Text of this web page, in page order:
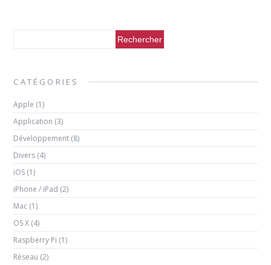
CATÉGORIES
Apple (1)
Application (3)
Développement (8)
Divers (4)
iOS (1)
iPhone / iPad (2)
Mac (1)
OS X (4)
Raspberry Pi (1)
Réseau (2)